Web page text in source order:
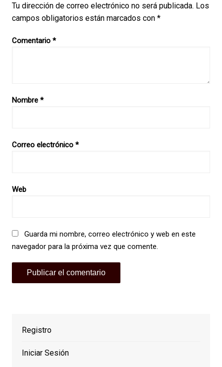
Tu dirección de correo electrónico no será publicada. Los
campos obligatorios están marcados con *
Comentario *
Nombre *
Correo electrónico *
Web
Guarda mi nombre, correo electrónico y web en este
navegador para la próxima vez que comente.
Registro
Iniciar Sesión